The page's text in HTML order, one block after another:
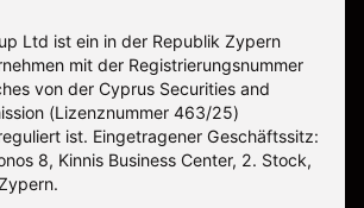
Ltd ist ein in der Republik Zypern
mit der Registrierungsnummer
von der Cyprus Securities and
(Lizenznummer 463/25)
ist. Eingetragener Geschäftssitz:
8, Kinnis Business Center, 2. Stock,